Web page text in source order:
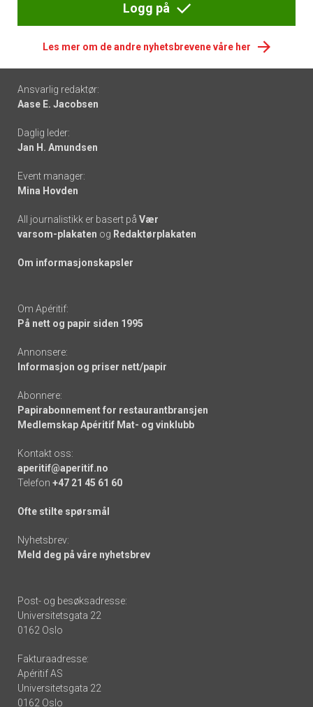
Logg på
Les mer om de andre nyhetsbrevene våre her
Footer
-
links
Ansvarlig redaktør:
Aase E. Jacobsen
Daglig leder:
Jan H. Amundsen
Event manager:
Mina Hovden
All journalistikk er basert på Vær
varsom-plakaten og Redaktørplakaten
Om informasjonskapsler
Om Apéritif:
På nett og papir siden 1995
Annonsere:
Informasjon og priser nett/papir
Abonnere:
Papirabonnement for restaurantbransjen
Medlemskap Apéritif Mat- og vinklubb
Kontakt oss:
aperitif@aperitif.no
Telefon +47 21 45 61 60
Ofte stilte spørsmål
Nyhetsbrev:
Meld deg på våre nyhetsbrev
Post- og besøksadresse:
Universitetsgata 22
0162 Oslo
Fakturaadresse:
Apéritif AS
Universitetsgata 22
0162 Oslo